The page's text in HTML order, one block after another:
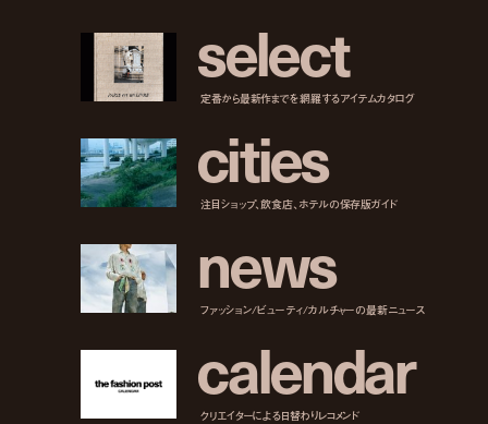
select
定番から最新作までを網羅するアイテムカタログ
cities
注目ショップ、飲食店、ホテルの保存版ガイド
news
ファッション/ビューティ/カルチャーの最新ニュース
calendar
クリエイターによる日替わりレコメンド